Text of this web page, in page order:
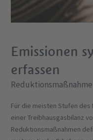
Emissionen
erfassen
Für die meisten Stufen
einer Treibhausgasbilanz
Reduktionsmaßnahmen